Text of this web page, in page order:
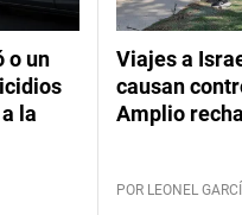
o un
la
Viajes a
causan
Amplio
POR LEONEL